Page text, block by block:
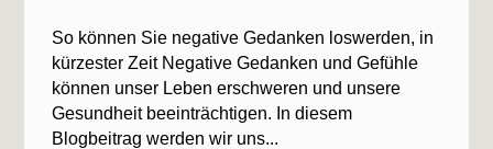
So können Sie negative Gedanken loswerden, in
kürzester Zeit Negative Gedanken und Gefühle
können unser Leben erschweren und unsere
Gesundheit beeinträchtigen. In diesem
Blogbeitrag werden wir uns...